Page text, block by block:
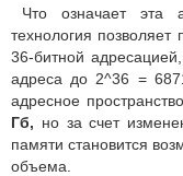
Что означает эта
технология
36-битной
адреса до 2^36 =
адресное
Гб, но за счет
памяти становится
объема.